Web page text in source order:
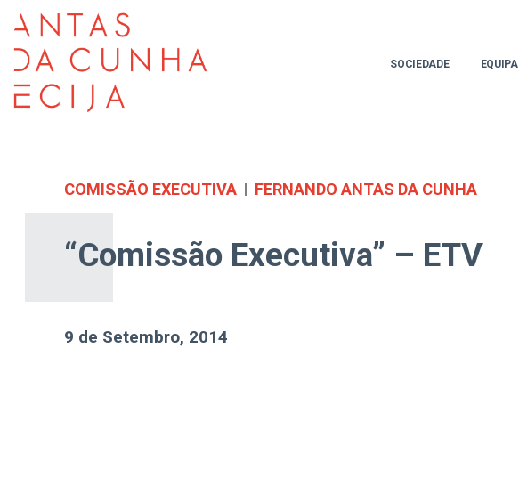
SOCIEDADE EQUIPA
COMISSÃO EXECUTIVA FERNANDO ANTAS DA CUNHA
“Comissão Executiva” – ETV
9 de Setembro, 2014